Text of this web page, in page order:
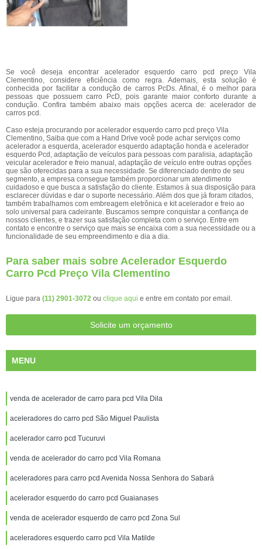
Se você deseja encontrar acelerador esquerdo carro pcd preço Vila
Clementino, considere eficiência como regra. Ademais, esta solução é
conhecida por facilitar a condução de carros PcDs. Afinal, é o melhor para
pessoas que possuem carro PcD, pois garante maior conforto durante a
condução. Confira também abaixo mais opções acerca de: acelerador de
carros pcd.
Caso esteja procurando por acelerador esquerdo carro pcd preço Vila
Clementino, Saiba que com a Hand Drive você pode achar serviços como
acelerador a esquerda, acelerador esquerdo adaptação honda e acelerador
esquerdo Pcd, adaptação de veículos para pessoas com paralisia, adaptação
veicular acelerador e freio manual, adaptação de veículo entre outras opções
que são oferecidas para a sua necessidade. Se diferenciado dentro de seu
segmento, a empresa consegue também proporcionar um atendimento
cuidadoso e que busca a satisfação do cliente. Estamos à sua disposição para
esclarecer dúvidas e dar o suporte necessário. Além dos que já foram citados,
também trabalhamos com embreagem eletrônica e kit acelerador e freio ao
solo universal para cadeirante. Buscamos sempre conquistar a confiança de
nossos clientes, e trazer sua satisfação completa com o serviço. Entre em
contato e encontre o serviço que mais se encaixa com a sua necessidade ou a
funcionalidade de seu empreendimento e dia a dia.
Para saber mais sobre Acelerador Esquerdo
Carro Pcd Preço Vila Clementino
Ligue para (11) 2901-3072 ou clique aqui e entre em contato por email.
Solicite um orçamento
MENU
venda de acelerador de carro para pcd Vila Dila
aceleradores do carro pcd São Miguel Paulista
acelerador carro pcd Tucuruvi
venda de acelerador do carro pcd Vila Romana
aceleradores para carro pcd Avenida Nossa Senhora do Sabará
acelerador esquerdo do carro pcd Guaianases
venda de acelerador esquerdo de carro pcd Zona Sul
aceleradores esquerdo carro pcd Vila Matilde